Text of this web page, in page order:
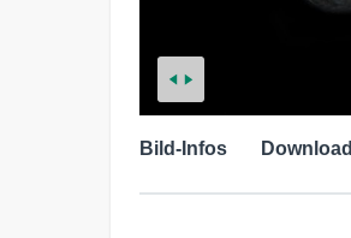
Bild-Infos Download